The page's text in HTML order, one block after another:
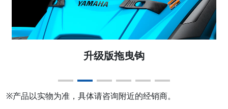
升级版拖曳钩
※产品以实物为准，具体请咨询附近的经销商。